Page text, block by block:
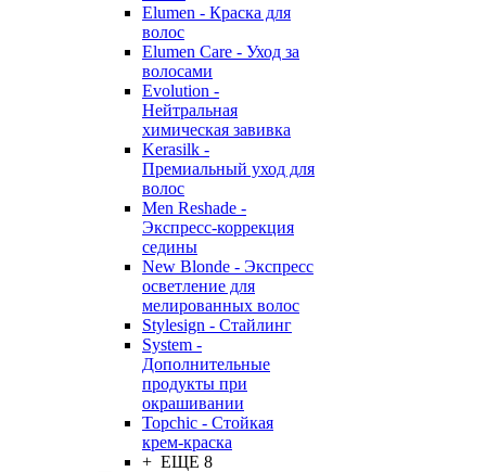
Elumen - Краска для
волос
Elumen Care - Уход за
волосами
Evolution -
Нейтральная
химическая завивка
Kerasilk -
Премиальный уход для
волос
Men Reshade -
Экспресс-коррекция
седины
New Blonde - Экспресс
осветление для
мелированных волос
Stylesign - Стайлинг
System -
Дополнительные
продукты при
окрашивании
Topchic - Стойкая
крем-краска
+ ЕЩЕ 8